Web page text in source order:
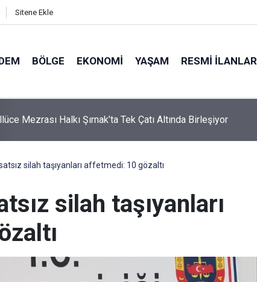
Sitene Ekle
BÖLGE EKONOMI YAŞAM RESMI İLANLAR
Mezrası Halkı Şırnak’ta Tek Çatı Altında Birleşiyor
silah taşıyanları affetmedi: 10 gözaltı
silah taşıyanları